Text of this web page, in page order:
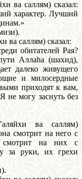
ва саллям) сказал:
характер. Лучший
ва саллям) сказал:
обитателей Рая?
Аллаhа (шахид),
далеко живущего
и милосердные
приходят к вам,
не могу заснуть без
ва саллям)
смотрит на него с
смотрит на них с
за руки, их грехи